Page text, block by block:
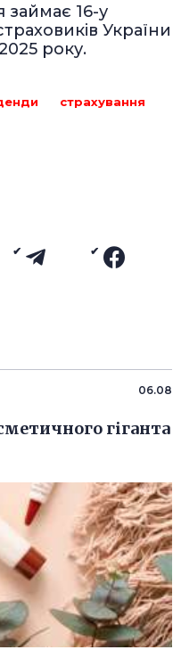
16-у
України
року.
страхування
06.08
гіганта